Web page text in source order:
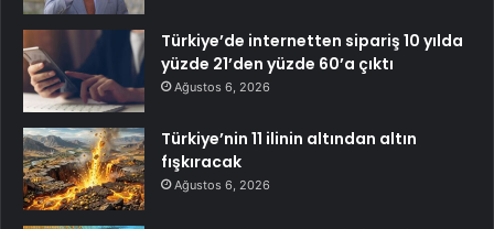
Türkiye’de internetten sipariş 10 yılda
yüzde 21’den yüzde 60’a çıktı
Ağustos 6, 2026
Türkiye’nin 11 ilinin altından altın
fışkıracak
Ağustos 6, 2026